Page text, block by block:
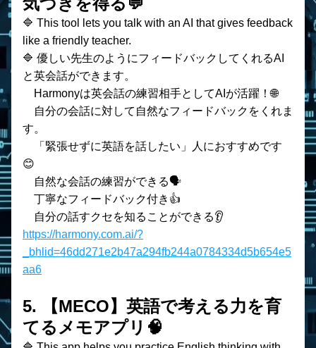
🔷 This tool lets you talk with an AI that gives feedback
like a friendly teacher.
🔷 優しい先生のようにフィードバックしてくれるAI
と英会話ができます。
Harmonyは英会話の練習相手としてAIが活躍！🌐
自分の会話に対して自然なフィードバックをくれま
す。
「緊張せずに英語を話したい」人におすすめです
😊
    自然な会話の練習ができる🗣️
    丁寧なフィードバック付き👍
    自分の話すクセを知ることができる👂
https://harmony.com.ai/?
_bhlid=46dd271e2b47a294fb244a0784334d5b654e5
aa6
5. 【MECO】英語で考える力を育
てるメモアプリ🧠